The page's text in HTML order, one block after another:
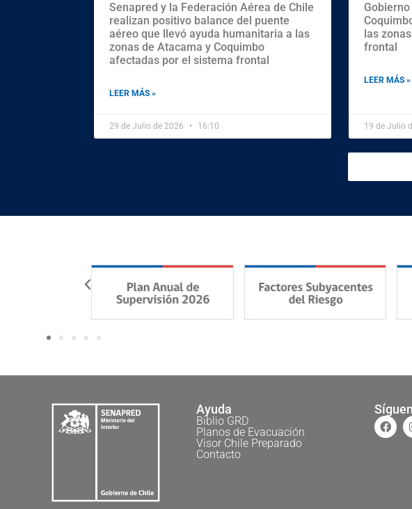
Senapred y la Federación Aérea de Chile
realizan positivo balance del puente
aéreo que llevó ayuda humanitaria a las
zonas de Atacama y Coquimbo
afectadas por el sistema frontal
LEER MÁS »
29 de Julio de 2026 16:10
las
frontal
LEER MÁS »
19 de Julio
Ayuda
Biblio GRD
Planos de Evacuación
Visor Chile Preparado
Contacto